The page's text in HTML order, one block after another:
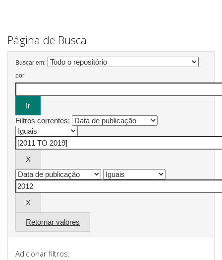
Página de Busca
Buscar em:
por
Filtros correntes:
Retornar valores
Adicionar filtros: